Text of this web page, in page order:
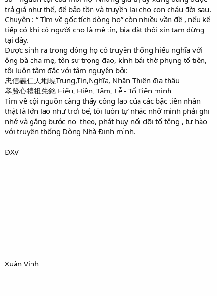
trả giá như thế, để bảo tồn và truyền lại cho con cháu đời sau.
Chuyện : “ Tìm về gốc tích dòng họ” còn nhiều vần đề , nếu kể
tiếp có khi có người cho là mê tín, bịa đặt thôi xin tạm dừng
tại đây.
Được sinh ra trong dòng họ có truyền thống hiếu nghĩa với
ông bà cha mẹ, tôn sư trọng đạo, kính bái thờ phụng tổ tiên,
tôi luôn tâm đắc với tâm nguyên bởi:
忠信義仁天地曉Trung,Tín,Nghĩa, Nhân Thiên địa thấu
孝賢心禮祖先銘 Hiếu, Hiền, Tâm, Lễ - Tổ Tiên minh
Tìm về cội nguồn càng thấy công lao của các bậc tiền nhân
thật là lớn lao như trơì bể, tôi luôn tự nhắc nhở mình phải ghi
nhớ và gắng bước noi theo, phát huy nối dõi tổ tông , tự hào
với truyền thống Dòng Nhà Đinh mình.
ĐXV
Xuân Vinh